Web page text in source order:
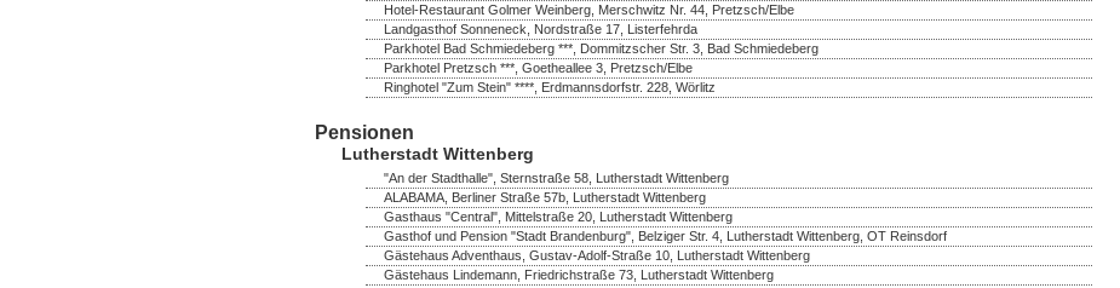
Hotel-Restaurant Golmer Weinberg, Merschwitz Nr. 44, Pretzsch/Elbe
Landgasthof Sonneneck, Nordstraße 17, Listerfehrda
Parkhotel Bad Schmiedeberg ***, Dommitzscher Str. 3, Bad Schmiedeberg
Parkhotel Pretzsch ***, Goetheallee 3, Pretzsch/Elbe
Ringhotel "Zum Stein" ****, Erdmannsdorfstr. 228, Wörlitz
Pensionen
Lutherstadt Wittenberg
"An der Stadthalle", Sternstraße 58, Lutherstadt Wittenberg
ALABAMA, Berliner Straße 57b, Lutherstadt Wittenberg
Gasthaus "Central", Mittelstraße 20, Lutherstadt Wittenberg
Gasthof und Pension "Stadt Brandenburg", Belziger Str. 4, Lutherstadt Wittenberg, OT Reinsdorf
Gästehaus Adventhaus, Gustav-Adolf-Straße 10, Lutherstadt Wittenberg
Gästehaus Lindemann, Friedrichstraße 73, Lutherstadt Wittenberg